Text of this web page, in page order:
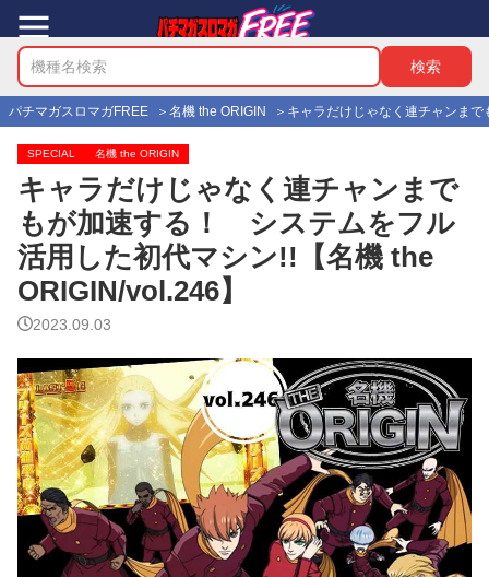
パチマガスロマガFREE 名機 the ORIGIN キャラだけじゃなく連チャンま
SPECIAL 名機 the ORIGIN
キャラだけじゃなく連チャンまで
もが加速する！ システムをフル
活用した初代マシン!!【名機 the
ORIGIN/vol.246】
2023.09.03